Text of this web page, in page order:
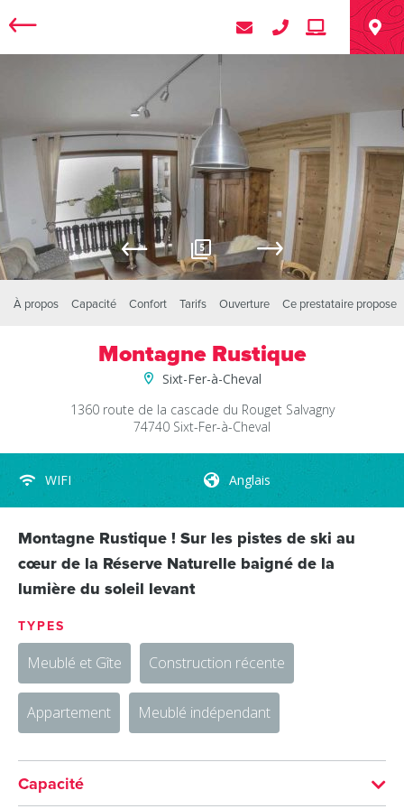
5
À propos Capacité Confort Tarifs Ouverture Ce prestataire propose
Montagne Rustique
Sixt-Fer-à-Cheval
1360 route de la cascade du Rouget Salvagny
74740 Sixt-Fer-à-Cheval
WIFI Anglais
Montagne Rustique ! Sur les pistes de ski au
cœur de la Réserve Naturelle baigné de la
lumière du soleil levant
TYPES
Meublé et Gîte Construction récente
Appartement Meublé indépendant
Capacité